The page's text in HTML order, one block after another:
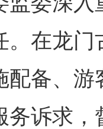
。在龙
配备、
务诉求